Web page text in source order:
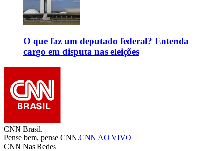
O que faz um deputado federal? Entenda
cargo em disputa nas eleições
CNN Brasil.
Pense bem, pense CNN.CNN AO VIVO
CNN Nas Redes